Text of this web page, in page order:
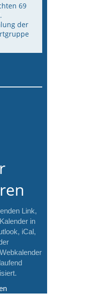
69
der
Link,
in
iCal,